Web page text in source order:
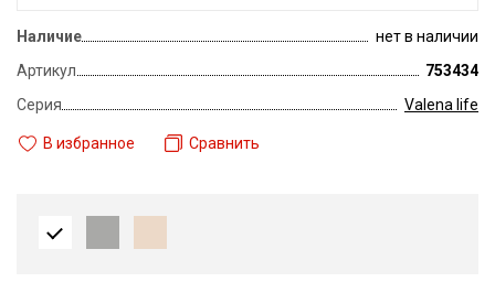
Наличие
нет в наличии
Артикул
753434
Серия
Valena life
В избранное Сравнить